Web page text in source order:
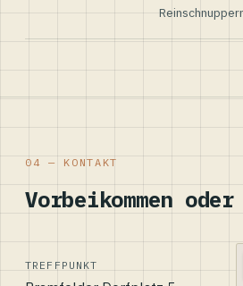
04 — KONTAKT
Vorbeikommen
TREFFPUNKT